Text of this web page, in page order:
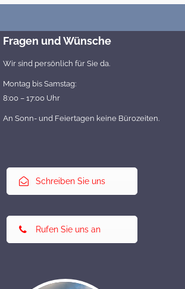
Fragen und Wünsche
Wir sind persönlich für Sie da.
Montag bis Samstag:
8:00 – 17:00 Uhr
An Sonn- und Feiertagen keine Bürozeiten.
Schreiben Sie uns
Rufen Sie uns an